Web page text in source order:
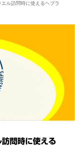
エル訪問時に使えるヘブラ
訪問時に使える